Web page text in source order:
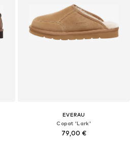
EVERAU
Copat 'Lark'
79,00 €